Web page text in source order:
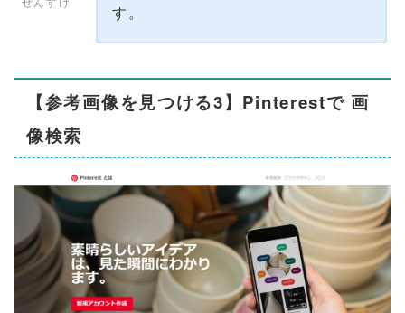
す。
【参考画像を見つける3】Pinterestで 画
像検索